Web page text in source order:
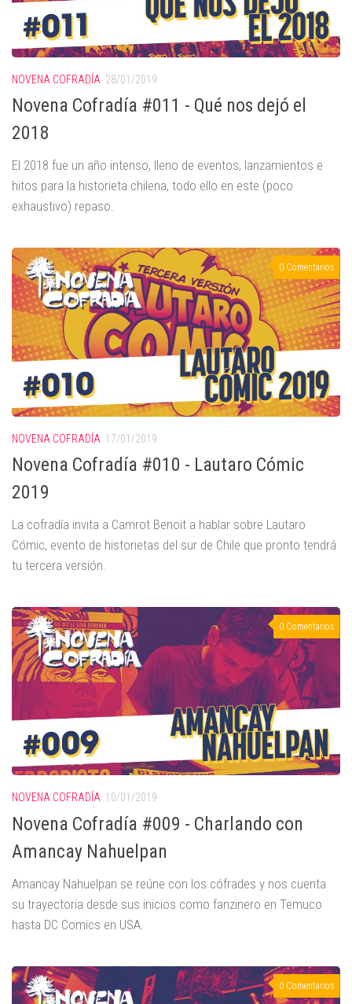
NOVENA COFRADÍA 28/01/2019
Novena Cofradía #011 - Qué nos dejó el
2018
El 2018 fue un año intenso, lleno de eventos, lanzamientos e
hitos para la historieta chilena, todo ello en este (poco
exhaustivo) repaso.
0 Comentarios
NOVENA COFRADÍA 17/01/2019
Novena Cofradía #010 - Lautaro Cómic
2019
La cofradía invita a Camrot Benoit a hablar sobre Lautaro
Cómic, evento de historietas del sur de Chile que pronto tendrá
tu tercera versión.
0 Comentarios
NOVENA COFRADÍA 10/01/2019
Novena Cofradía #009 - Charlando con
Amancay Nahuelpan
Amancay Nahuelpan se reúne con los cófrades y nos cuenta
su trayectoria desde sus inicios como fanzinero en Temuco
hasta DC Comics en USA.
0 Comentarios